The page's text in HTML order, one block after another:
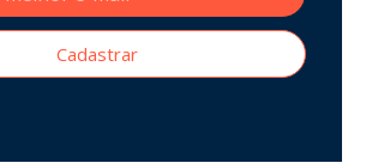
Cadastrar